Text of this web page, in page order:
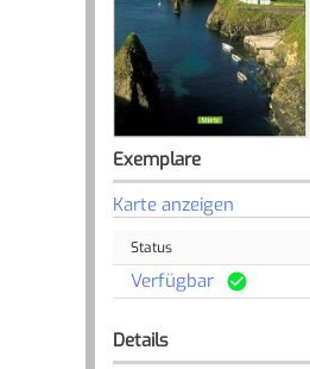
Exemplare
Karte anzeigen
Status
Verfügbar
Details